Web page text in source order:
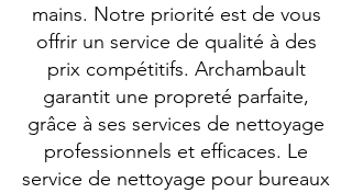
mains. Notre priorité est de vous
offrir un service de qualité à des
prix compétitifs. Archambault
garantit une propreté parfaite,
grâce à ses services de nettoyage
professionnels et efficaces. Le
service de nettoyage pour bureaux